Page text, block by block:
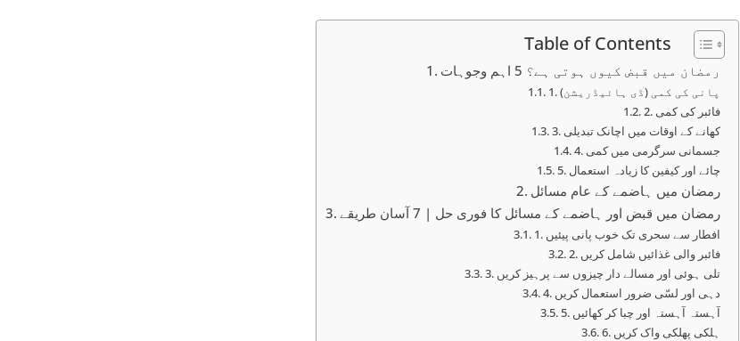
Table of Contents
رمضان میں قبض کیوں ہوتی ہے؟ 5 اہم وجوہات
1. پانی کی کمی (ڈی ہائیڈریشن)
2. فائبر کی کمی
3. کھانے کے اوقات میں اچانک تبدیلی
4. جسمانی سرگرمی میں کمی
5. چائے اور کیفین کا زیادہ استعمال
رمضان میں ہاضمے کے عام مسائل
رمضان میں قبض اور ہاضمے کے مسائل کا فوری حل | 7 آسان طریقے
1. افطار سے سحری تک خوب پانی پیئیں
2. فائبر والی غذائیں شامل کریں
3. تلی ہوئی اور مسالے دار چیزوں سے پرہیز کریں
4. دہی اور لسّی ضرور استعمال کریں
5. آہستہ آہستہ اور چبا کر کھائیں
6. ہلکی پھلکی واک کریں